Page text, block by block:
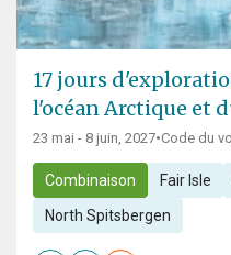
17 jours
l'océan Arctique et
23 mai - 8 juin, 2027•Code du
Combinaison Fair Isle
North Spitsbergen